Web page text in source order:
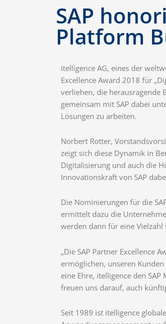
SAP
Platform
itelligence AG, eines der
Excellence Award 2018 für
verliehen, die herausragende
gemeinsam mit SAP dabei
Lösungen zu arbeiten.
Norbert Rotter,
zeigt sich diese Dynamik in
Digitalisierung und auch die
Innovationskraft von SAP
Die Nominierungen für die
ermittelt dazu die
werden dann für eine
„Die SAP Partner Excellence
ermöglichen, unseren
eine Ehre, itelligence den
freuen uns darauf, auch
Seit 1989 ist itelligence